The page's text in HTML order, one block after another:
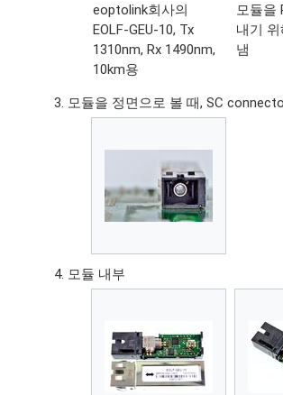
eoptolink회사의
EOLF-GEU-10, Tx
1310nm, Rx 1490nm,
10km용
모듈을
내기
냄
모듈을 정면으로 볼 때, SC
모듈 내부